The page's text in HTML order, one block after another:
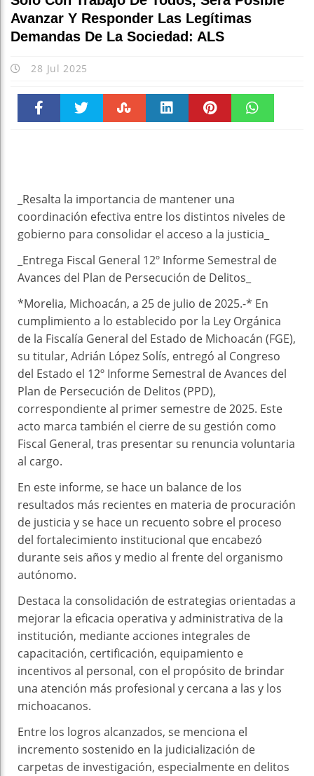
Avanzar Y Responder Las Legítimas
Demandas De La Sociedad: ALS
28 Jul 2025
_Resalta la importancia de mantener una
coordinación efectiva entre los distintos niveles de
gobierno para consolidar el acceso a la justicia_
_Entrega Fiscal General 12º Informe Semestral de
Avances del Plan de Persecución de Delitos_
*Morelia, Michoacán, a 25 de julio de 2025.-* En
cumplimiento a lo establecido por la Ley Orgánica
de la Fiscalía General del Estado de Michoacán (FGE),
su titular, Adrián López Solís, entregó al Congreso
del Estado el 12º Informe Semestral de Avances del
Plan de Persecución de Delitos (PPD),
correspondiente al primer semestre de 2025. Este
acto marca también el cierre de su gestión como
Fiscal General, tras presentar su renuncia voluntaria
al cargo.
En este informe, se hace un balance de los
resultados más recientes en materia de procuración
de justicia y se hace un recuento sobre el proceso
del fortalecimiento institucional que encabezó
durante seis años y medio al frente del organismo
autónomo.
Destaca la consolidación de estrategias orientadas a
mejorar la eficacia operativa y administrativa de la
institución, mediante acciones integrales de
capacitación, certificación, equipamiento e
incentivos al personal, con el propósito de brindar
una atención más profesional y cercana a las y los
michoacanos.
Entre los logros alcanzados, se menciona el
incremento sostenido en la judicialización de
carpetas de investigación, especialmente en delitos